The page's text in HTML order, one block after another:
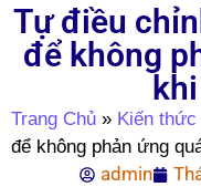
Tự điều
để không
Trang Chủ » Kiến thức
để không phản ứng
admin